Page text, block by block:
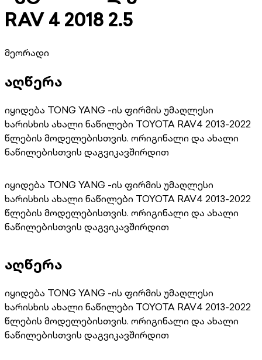
RAV 4 2018 2.5
მეორადი
აღწერა
იყიდება TONG YANG -ის ფირმის უმაღლესი
ხარისხის ახალი ნაწილები TOYOTA RAV4 2013-2022
წლების მოდელებისთვის. ორიგინალი და ახალი
ნაწილებისთვის დაგვიკავშირდით
იყიდება TONG YANG -ის ფირმის უმაღლესი
ხარისხის ახალი ნაწილები TOYOTA RAV4 2013-2022
წლების მოდელებისთვის. ორიგინალი და ახალი
ნაწილებისთვის დაგვიკავშირდით
აღწერა
იყიდება TONG YANG -ის ფირმის უმაღლესი
ხარისხის ახალი ნაწილები TOYOTA RAV4 2013-2022
წლების მოდელებისთვის. ორიგინალი და ახალი
ნაწილებისთვის დაგვიკავშირდით